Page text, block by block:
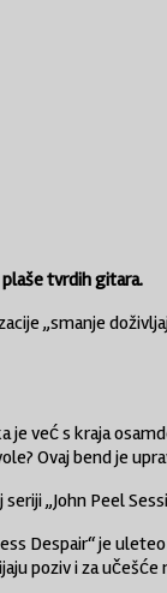
tvrdih gitara.
„smanje
već s kraja
Ovaj bend je
„John Peel
Despair“ je
poziv i za